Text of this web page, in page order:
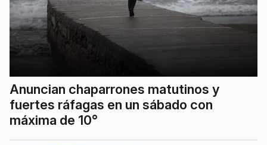
Anuncian chaparrones matutinos y
fuertes ráfagas en un sábado con
máxima de 10°